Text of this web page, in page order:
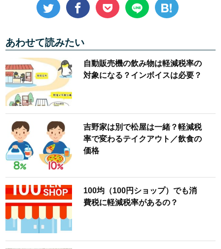
あわせて読みたい
自動販売機の飲み物は軽減税率の
対象になる？インボイスは必要？
吉野家は別で松屋は一緒？軽減税
率で変わるテイクアウト／飲食の
価格
100均（100円ショップ）でも消
費税に軽減税率があるの？